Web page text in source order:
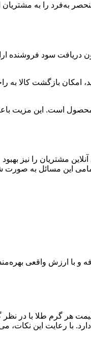
به‌فرد را به
سود فروشنده
بازگشت کالا به
محصول است. این مزیت
مشتریان را نیز
این مسائل به
و با ارزش واقعی
وجود دارد. محاسبه قیمت
با رعایت این نکات،